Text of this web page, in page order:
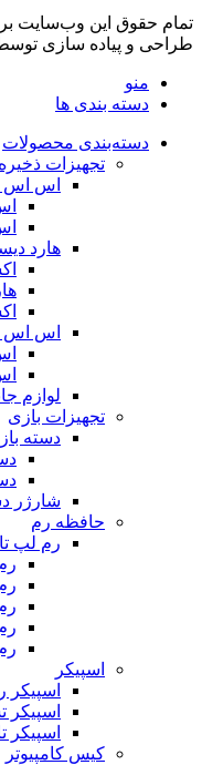
تمام حقوق اين وب‌سايت
طراحی و پیاده سازی
منو
دسته بندی ها
دسته‌بندی محصولات
تجهیزات
اس اس
هارد
اس اس
لوازم
تجهیزات بازی
دسته
شارژر
حافظه رم
رم لپ
اسپیکر
اسپیکر
اسپیکر
اسپیکر
کیس کامپیوتر